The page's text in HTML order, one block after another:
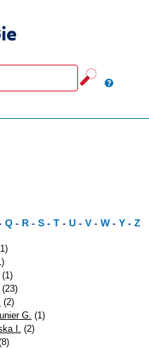
Q - R -S -T -U -V -W -Y -Z
(1)
(23)
(2)
G. (1)
I. (2)